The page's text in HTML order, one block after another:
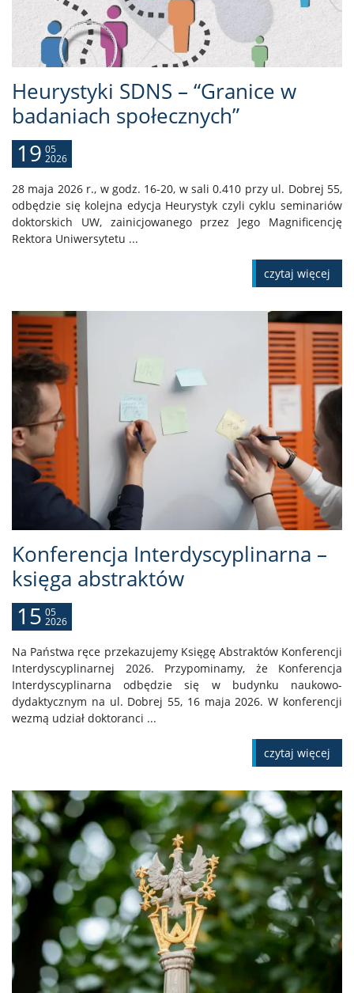
Heurystyki SDNS – “Granice w
badaniach społecznych”
19 05
2026
28 maja 2026 r., w godz. 16-20, w sali 0.410 przy ul. Dobrej 55,
odbędzie się kolejna edycja Heurystyk czyli cyklu seminariów
doktorskich UW, zainicjowanego przez Jego Magnificencję
Rektora Uniwersytetu ...
czytaj więcej
Konferencja Interdyscyplinarna –
księga abstraktów
15 05
2026
Na Państwa ręce przekazujemy Księgę Abstraktów Konferencji
Interdyscyplinarnej 2026. Przypominamy, że Konferencja
Interdyscyplinarna odbędzie się w budynku naukowo-
dydaktycznym na ul. Dobrej 55, 16 maja 2026. W konferencji
wezmą udział doktoranci ...
czytaj więcej